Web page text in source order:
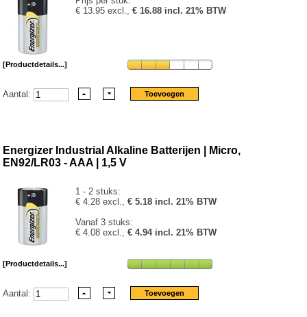
€ 13.95 excl.,€ 16.88 incl. 21% BTW
[Productdetails...]
Aantal:
Energizer Industrial Alkaline Batterijen | Micro,
EN92/LR03 - AAA | 1,5 V
1 - 2 stuks:
€ 4.28 excl.,€ 5.18 incl. 21% BTW
Vanaf 3 stuks:
€ 4.08 excl.,€ 4.94 incl. 21% BTW
[Productdetails...]
Aantal: